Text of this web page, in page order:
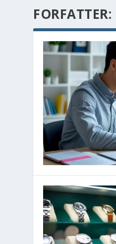
FORFATTER: